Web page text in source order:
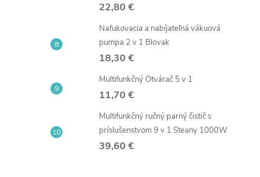
22,80 €
Nafukovacia a nabíjateľná vákuová
pumpa 2 v 1 Blovak
18,30 €
Multifunkčný Otvárač 5 v 1
11,70 €
Multifunkčný ručný parný čistič s
príslušenstvom 9 v 1 Steany 1000W
39,60 €